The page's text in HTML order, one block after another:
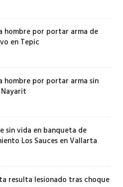
hombre por portar arma de
en Tepic
hombre por portar arma sin
sin vida en banqueta de
Los Sauces en Vallarta
resulta lesionado tras choque